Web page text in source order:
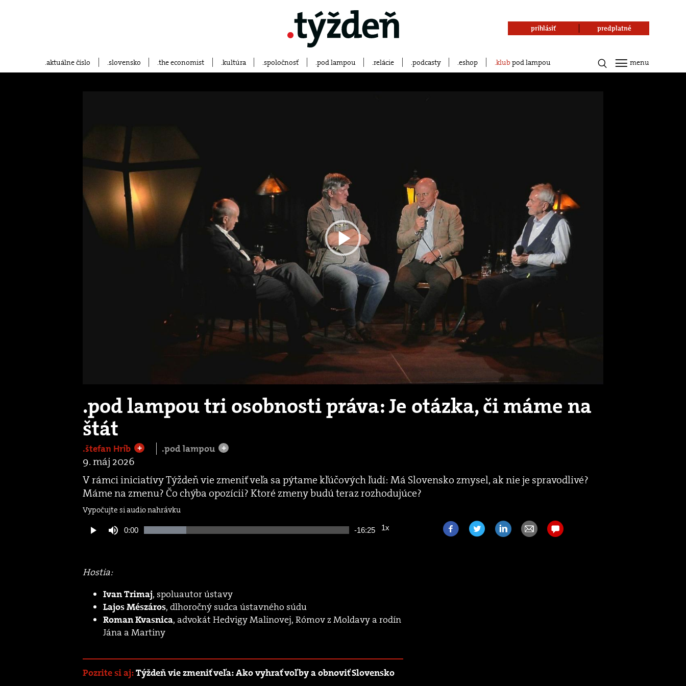
aktuálne číslo slovensko the economist kultúra spoločnosť pod lampou relácie podcasty eshop klubpod lampou
prihlásiť predplatné
menu
Play
Video
.pod lampou tri osobnosti práva: Je otázka, či máme na
štát
.štefan Hríb + .pod lampou +
9. máj 2026
V rámci iniciatívy Týždeň vie zmeniť veľa sa pýtame kľúčových ľudí: Má Slovensko zmysel, ak nie je spravodlivé?
Máme na zmenu? Čo chýba opozícii? Ktoré zmeny budú teraz rozhodujúce?
Vypočujte si audio nahrávku
Play MuteCurrent
0:00
20.79%
Remaining
-16:25 1x
Hostia:
Ivan Trimaj, spoluautor ústavy
Lajos Mészáros, dlhoročný sudca ústavného súdu
Roman Kvasnica, advokát Hedvigy Malinovej, Rómov z Moldavy a rodín
Jána a Martiny
Pozrite si aj:Týždeň vie zmeniť veľa: Ako vyhrať voľby a obnoviť Slovensko